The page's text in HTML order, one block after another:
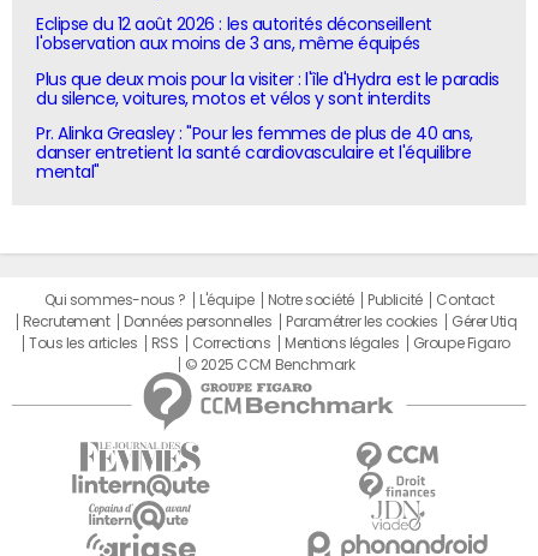
Eclipse du 12 août 2026 : les autorités déconseillent
l'observation aux moins de 3 ans, même équipés
Plus que deux mois pour la visiter : l'île d'Hydra est le paradis
du silence, voitures, motos et vélos y sont interdits
Pr. Alinka Greasley : "Pour les femmes de plus de 40 ans,
danser entretient la santé cardiovasculaire et l'équilibre
mental"
Qui sommes-nous ? L'équipe Notre société Publicité
Contact
Recrutement
Données personnelles Paramétrer les cookies
Gérer Utiq
Tous les articles
RSS Corrections Mentions légales
Groupe Figaro
© 2025 CCM Benchmark